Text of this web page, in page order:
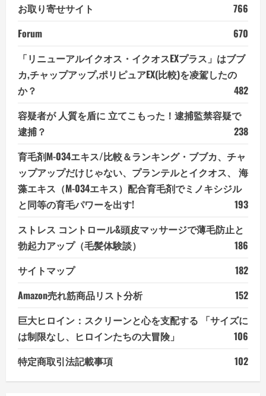
お取り寄せサイト
766
Forum
670
「リニューアルイクオス・イクオスEXプラス」はブブ
カ,チャップアップ,ポリピュアEX(比較)を凌駕したの
か？
482
容疑者が 人質を盾に 立てこもった！逮捕監禁容疑で
逮捕？
238
育毛剤M-034エキス/比較＆ランキング・ブブカ、チャ
ップアップだけじゃない、プランテルとイクオス、 海
藻エキス（M-034エキス）配合育毛剤でミノキシジル
と同等の育毛パワーを出す!
193
ストレス コントロール&頭皮マッサージで薄毛防止と
勃起力アップ（毛髪体験談）
186
サイトマップ
182
Amazon売れ筋商品リスト分析
152
巨大ヒロイン：スクリーンと心を支配する 「サイズに
は制限なし、ヒロインたちの大冒険」
106
特定商取引法記載事項
102